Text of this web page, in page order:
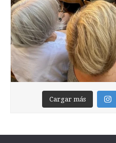
Cargar más